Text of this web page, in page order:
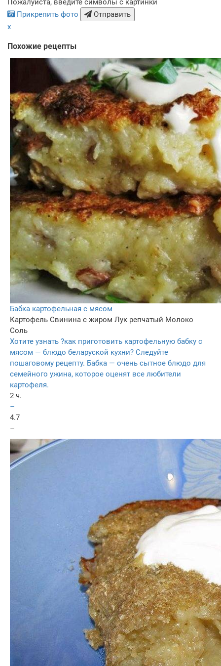
Пожалуйста, введите символы с картинки
Прикрепить фото
Отправить
x
Похожие рецепты
Бабка картофельная с мясом
Картофель Свинина с жиром Лук репчатый Молоко
Соль
Хотите узнать ?как приготовить картофельную бабку с
мясом — блюдо беларуской кухни? Следуйте
пошаговому рецепту. Бабка — очень сытное блюдо для
семейного ужина, которое оценят все любители
картофеля.
2 ч.
–
4.7
–